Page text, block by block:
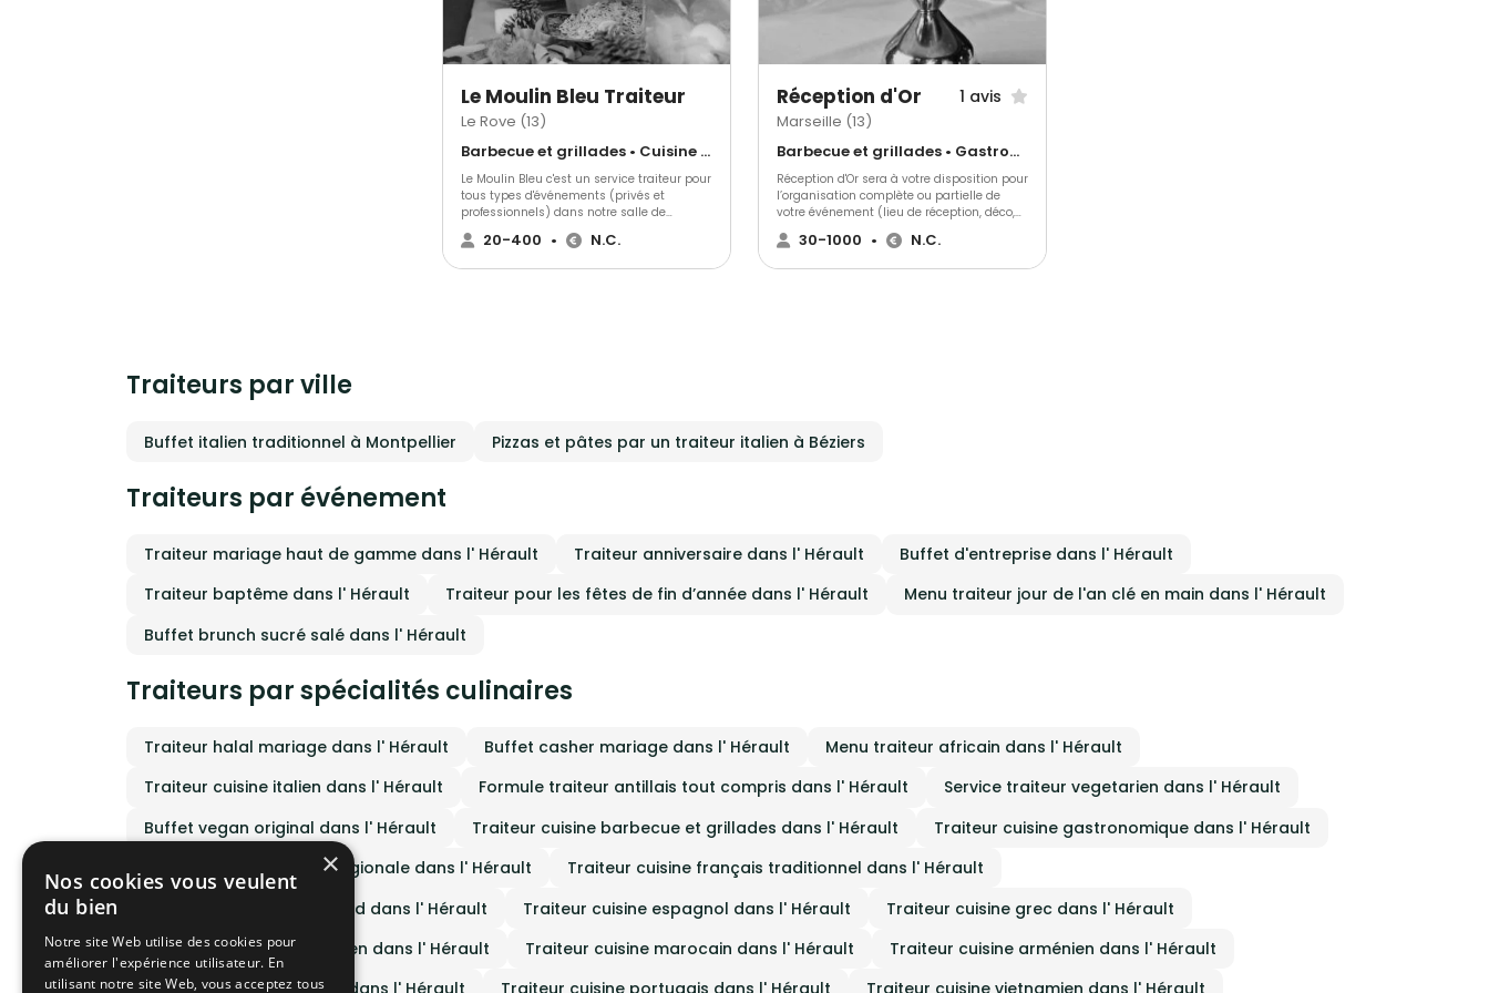
Le Moulin Bleu Traiteur
Le Rove (13)
Barbecue et grillades • Cuisine régionale • Français Traditionnel
Le Moulin Bleu c'est un service traiteur pour
tous types d'événements (privés et
professionnels) dans notre salle de
réception ou sur le lieu de votre choix. Nous
nous déplaçons dans toute la région Paca.
20-400 • N.C.
Réception d'Or 1 avis
Marseille (13)
Barbecue et grillades • Gastronomique • Cuisine régionale
Réception d'Or sera à votre disposition pour
l’organisation complète ou partielle de
votre événement (lieu de réception, déco,
logistique, location, animation….).
30-1000 • N.C.
Traiteurs par ville
Buffet italien traditionnel à Montpellier Pizzas et pâtes par un traiteur italien à Béziers
Traiteurs par événement
Traiteur mariage haut de gamme dans l' Hérault Traiteur anniversaire dans l' Hérault
Buffet d'entreprise dans l' Hérault
Traiteur baptême dans l' Hérault
Traiteur pour les fêtes de fin d’année dans l' Hérault
Menu traiteur jour de l'an clé en main dans l' Hérault
Buffet brunch sucré salé dans l' Hérault
Traiteurs par spécialités culinaires
Traiteur halal mariage dans l' Hérault Buffet casher mariage dans l' Hérault
Menu traiteur africain dans l' Hérault
Traiteur cuisine italien dans l' Hérault
Formule traiteur antillais tout compris dans l' Hérault
Service traiteur vegetarien dans l' Hérault
Buffet vegan original dans l' Hérault
Traiteur cuisine barbecue et grillades dans l' Hérault
Traiteur cuisine gastronomique dans l' Hérault
Traiteur cuisine cuisine régionale dans l' Hérault
Traiteur cuisine français traditionnel dans l' Hérault
Traiteur cuisine street food dans l' Hérault
Traiteur cuisine espagnol dans l' Hérault
Traiteur cuisine grec dans l' Hérault
Traiteur cuisine sans gluten dans l' Hérault
Traiteur cuisine marocain dans l' Hérault
Traiteur cuisine arménien dans l' Hérault
×
Nos cookies vous veulent
du bien
Notre site Web utilise des cookies pour
améliorer l'expérience utilisateur. En
utilisant notre site Web, vous acceptez tous